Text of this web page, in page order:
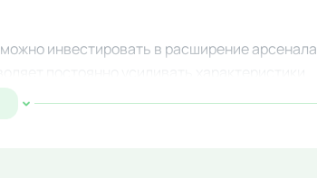
инвестировать в расширение арсенала
постоянно усиливать характеристики
с зомби-ордами.